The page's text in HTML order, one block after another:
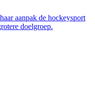
aanpak de hockeysport
doelgroep.